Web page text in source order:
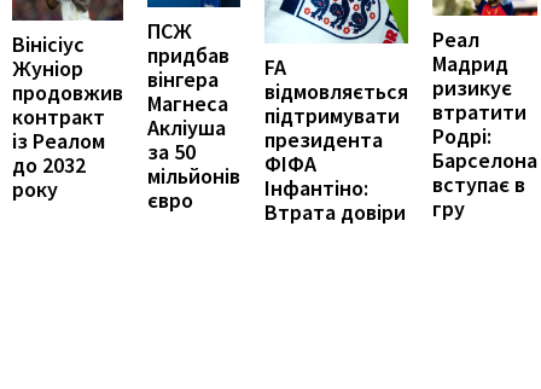
Вінісіус
Жуніор
продовжив
контракт
із Реалом
до 2032
року
ПСЖ
придбав
вінгера
Магнеса
Акліуша
за 50
мільйонів
євро
FA
відмовляється
підтримувати
президента
ФІФА
Інфантіно:
Втрата довіри
Реал
Мадрид
ризикує
втратити
Родрі:
Барселона
вступає в
гру